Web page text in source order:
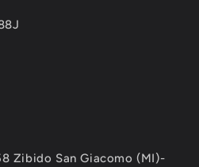
Zibido San Giacomo (MI)-